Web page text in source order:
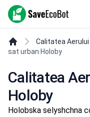
SaveEcoBot
Calitatea Aerului
sat urban Holoby
Calitatea
Holoby
Holobska selyshchna